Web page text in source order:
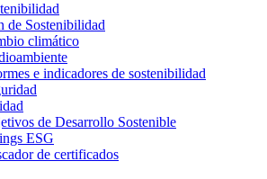
de Sostenibilidad
climático
e indicadores de sostenibilidad
de Desarrollo Sostenible
ESG
de certificados